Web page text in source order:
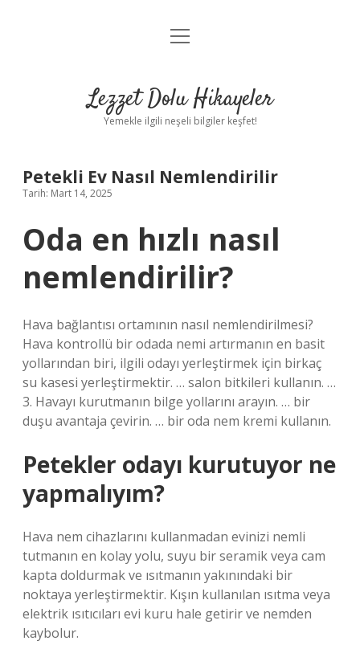
Anasayfa
Yasal Uyarı
menüyü
Lezzet Dolu Hikayeler
Yemekle ilgili neşeli bilgiler keşfet!
Petekli Ev Nasıl Nemlendirilir
Tarih: Mart 14, 2025
Oda en hızlı nasıl
nemlendirilir?
Hava bağlantısı ortamının nasıl nemlendirilmesi?
Hava kontrollü bir odada nemi artırmanın en basit
yollarından biri, ilgili odayı yerleştirmek için birkaç
su kasesi yerleştirmektir. … salon bitkileri kullanın. …
3. Havayı kurutmanın bilge yollarını arayın. … bir
duşu avantaja çevirin. … bir oda nem kremi kullanın.
Petekler odayı kurutuyor ne
yapmalıyım?
Hava nem cihazlarını kullanmadan evinizi nemli
tutmanın en kolay yolu, suyu bir seramik veya cam
kapta doldurmak ve ısıtmanın yakınındaki bir
noktaya yerleştirmektir. Kışın kullanılan ısıtma veya
elektrik ısıtıcıları evi kuru hale getirir ve nemden
kaybolur.